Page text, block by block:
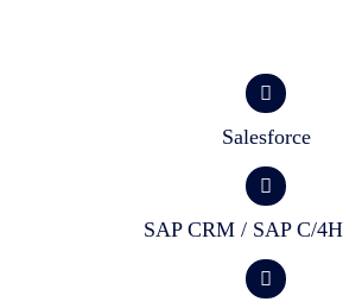
Salesforce
SAP CRM / SAP C/